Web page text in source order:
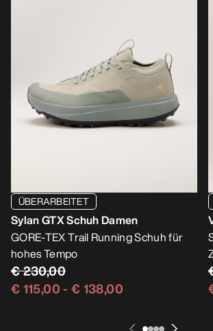
ÜBERARBEITET
Sylan GTX Schuh Damen
GORE-TEX Trail Running Schuh für
hohes Tempo
€ 230,00
€ 115,00- € 138,00